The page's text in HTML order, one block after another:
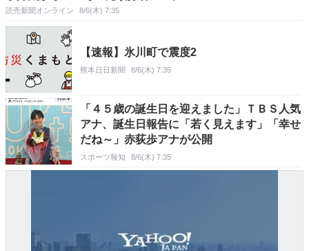
読売新聞オンライン 8/6(木) 7:35
【速報】氷川町で震度2
熊本日日新聞 8/6(木) 7:35
「４５歳の誕生日を迎えました」ＴＢＳ人気
アナ、誕生日報告に「若く見えます」「幸せ
だね～」赤荻歩アナが公開
スポーツ報知 8/6(木) 7:35